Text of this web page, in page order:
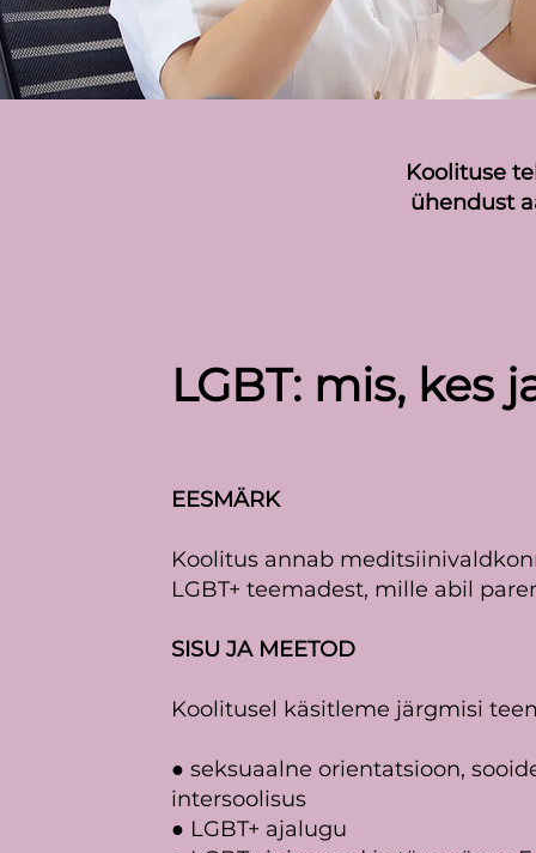
Koolituse
ühendust
LGBT: mis, kes
EESMÄRK
Koolitus annab
LGBT+ teemadest, mille abil
SISU JA MEETOD
Koolitusel käsitleme järgmisi
● seksuaalne orientatsioon,
intersoolisus
● LGBT+ ajalugu